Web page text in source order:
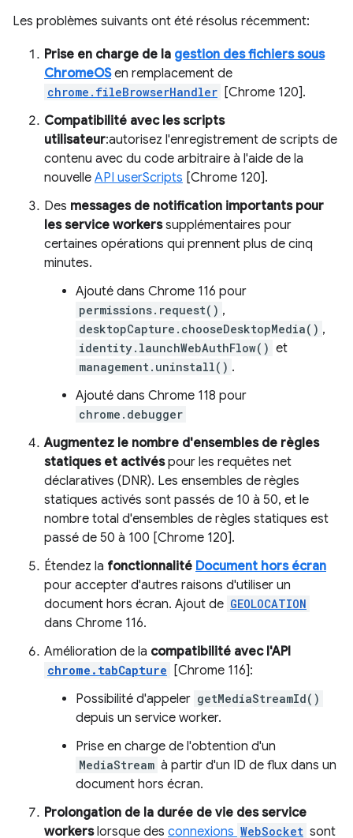
Les problèmes suivants ont été résolus récemment:
Prise en charge de la gestion des fichiers sous
ChromeOSen remplacement de
chrome.fileBrowserHandler [Chrome 120].
Compatibilité avec les scripts
utilisateur:autorisez l'enregistrement de scripts de
contenu avec du code arbitraire à l'aide de la
nouvelle API userScripts [Chrome 120].
Des messages de notification importants pour
les service workerssupplémentaires pour
certaines opérations qui prennent plus de cinq
minutes.
Ajouté dans Chrome 116 pour
permissions.request() ,
desktopCapture.chooseDesktopMedia() ,
identity.launchWebAuthFlow() et
management.uninstall() .
Ajouté dans Chrome 118 pour
chrome.debugger
Augmentez le nombre d'ensembles de règles
statiques et activéspour les requêtes net
déclaratives (DNR). Les ensembles de règles
statiques activés sont passés de 10 à 50, et le
nombre total d'ensembles de règles statiques est
passé de 50 à 100 [Chrome 120].
Étendez la fonctionnalité Document hors écran
pour accepter d'autres raisons d'utiliser un
document hors écran. Ajout de GEOLOCATION
dans Chrome 116.
Amélioration de la compatibilité avec l'API
chrome.tabCapture
[Chrome 116]:
Possibilité d'appeler getMediaStreamId()
depuis un service worker.
Prise en charge de l'obtention d'un
MediaStream à partir d'un ID de flux dans un
document hors écran.
Prolongation de la durée de vie des service
workerslorsque des connexions WebSocket sont